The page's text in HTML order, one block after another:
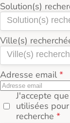
Solution(s)
Ville(s)
Adresse email
J'accepte
utilisées
recherche